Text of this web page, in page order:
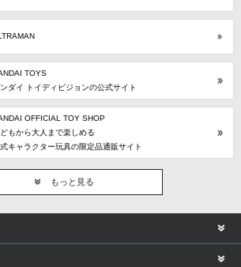
TOYS
ダイ トイディビジョンの公式サイト
OFFICIAL TOY SHOP
どもから大人まで楽しめる
キャラクター玩具の限定品通販サイト
もっと見る